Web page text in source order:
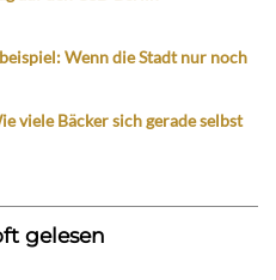
Wenn die Stadt nur noch
viele Bäcker sich gerade selbst
gelesen